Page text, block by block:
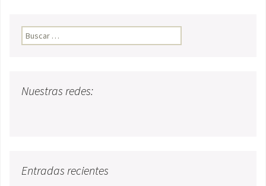
Buscar:
Nuestras redes:
Entradas recientes